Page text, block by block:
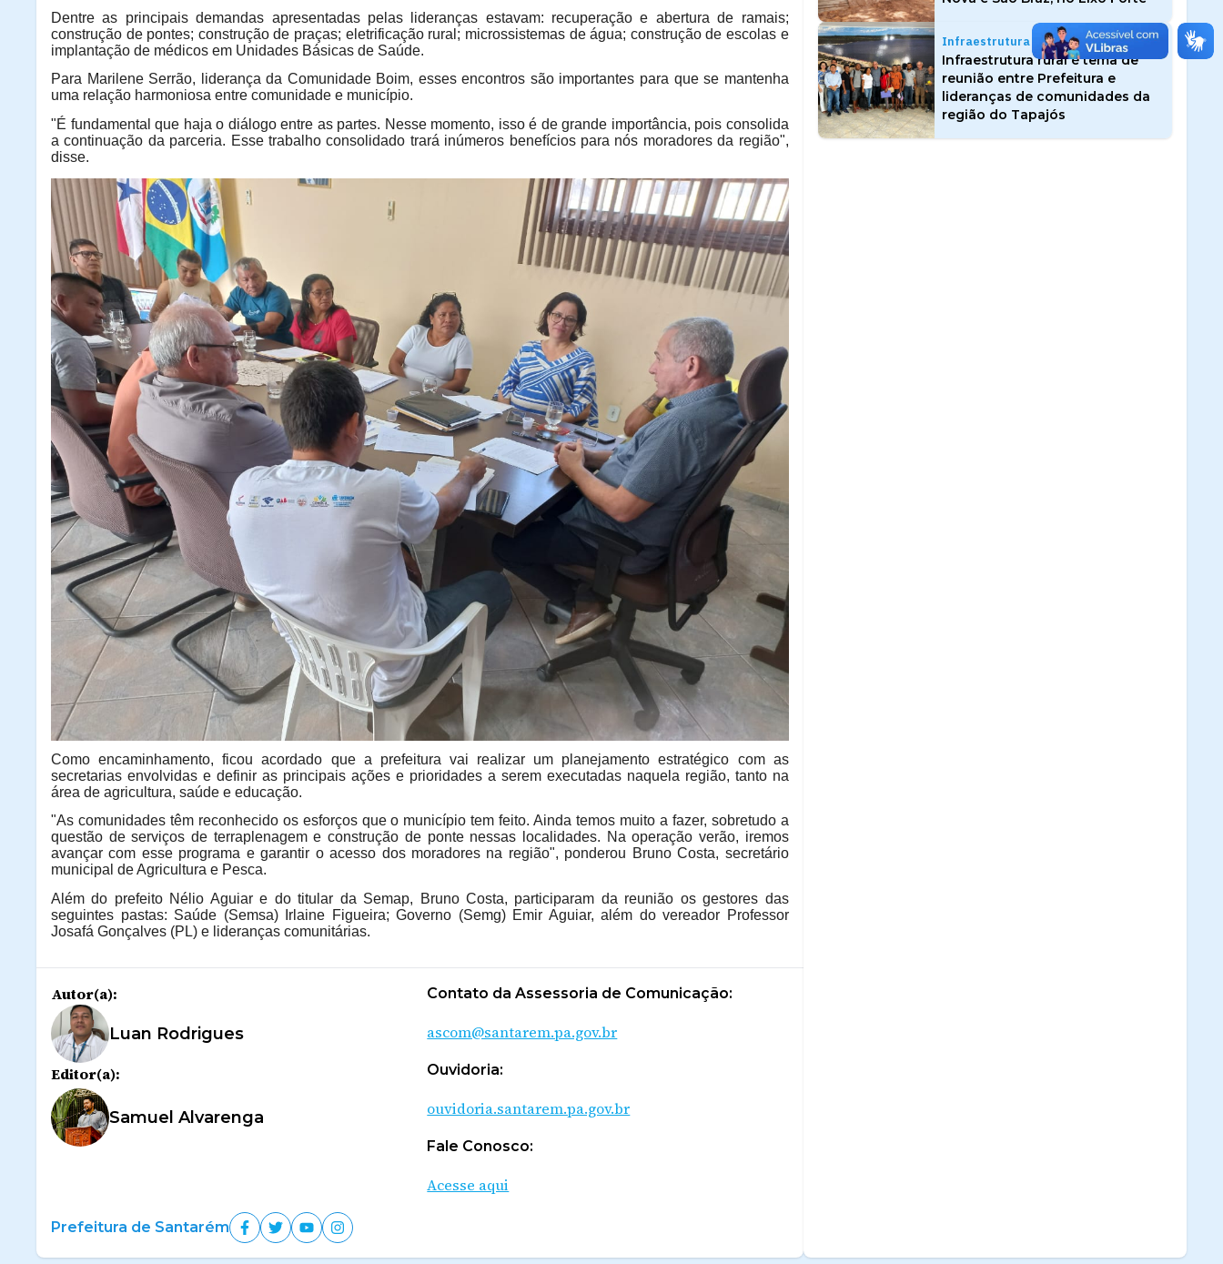
Dentre as principais demandas apresentadas pelas lideranças estavam: recuperação e abertura de ramais;
construção de pontes; construção de praças; eletrificação rural; microssistemas de água; construção de escolas e
implantação de médicos em Unidades Básicas de Saúde.
Para Marilene Serrão, liderança da Comunidade Boim, esses encontros são importantes para que se mantenha
uma relação harmoniosa entre comunidade e município.
"É fundamental que haja o diálogo entre as partes. Nesse momento, isso é de grande importância, pois consolida
a continuação da parceria. Esse trabalho consolidado trará inúmeros benefícios para nós moradores da região",
disse.
Como encaminhamento, ficou acordado que a prefeitura vai realizar um planejamento estratégico com as
secretarias envolvidas e definir as principais ações e prioridades a serem executadas naquela região, tanto na
área de agricultura, saúde e educação.
"As comunidades têm reconhecido os esforços que o município tem feito. Ainda temos muito a fazer, sobretudo a
questão de serviços de terraplenagem e construção de ponte nessas localidades. Na operação verão, iremos
avançar com esse programa e garantir o acesso dos moradores na região", ponderou Bruno Costa, secretário
municipal de Agricultura e Pesca.
Além do prefeito Nélio Aguiar e do titular da Semap, Bruno Costa, participaram da reunião os gestores das
seguintes pastas: Saúde (Semsa) Irlaine Figueira; Governo (Semg) Emir Aguiar, além do vereador Professor
Josafá Gonçalves (PL) e lideranças comunitárias.
Autor(a):
Luan Rodrigues
Editor(a):
Samuel Alvarenga
Contato da Assessoria de Comunicação:
ascom@santarem.pa.gov.br
Ouvidoria:
ouvidoria.santarem.pa.gov.br
Fale Conosco:
Acesse aqui
Prefeitura de Santarém
Infraestrutura Rural
Infraestrutura rural é tema de
reunião entre Prefeitura e
lideranças de comunidades da
região do Tapajós